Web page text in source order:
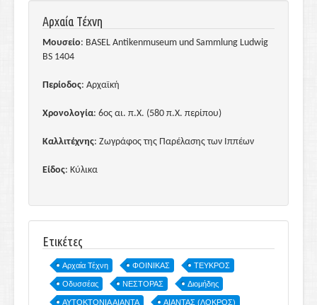
Αρχαία Τέχνη
Μουσείο: BASEL Antikenmuseum und Sammlung Ludwig
BS 1404
Περίοδος: Αρχαϊκή
Χρονολογία: 6ος αι. π.Χ. (580 π.Χ. περίπου)
Καλλιτέχνης: Ζωγράφος της Παρέλασης των Ιππέων
Είδος: Κύλικα
Ετικέτες
Αρχαία Τέχνη ΦΟΙΝΙΚΑΣ ΤΕΥΚΡΟΣ
Οδυσσέας ΝΕΣΤΟΡΑΣ Διομήδης
ΑΥΤΟΚΤΟΝΙΑ ΑΙΑΝΤΑ ΑΙΑΝΤΑΣ (ΛΟΚΡΟΣ)